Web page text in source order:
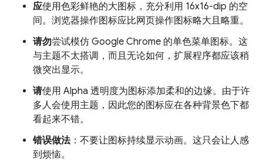
应使用色彩鲜艳的大图标，充分利用 16x16-dip 的空
间。浏览器操作图标应比网页操作图标略大且略重。
请勿尝试模仿 Google Chrome 的单色菜单图标。这
与主题不太搭调，而且无论如何，扩展程序都应该稍
微突出显示。
请使用 Alpha 透明度为图标添加柔和的边缘。由于许
多人会使用主题，因此您的图标应在各种背景色下都
看起来不错。
错误做法：不要让图标持续显示动画。这只会让人感
到烦恼。